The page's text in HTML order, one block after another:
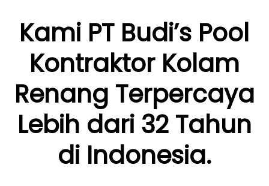
Kami PT Budi’s Pool
Kontraktor Kolam
Renang Terpercaya
Lebih dari 32 Tahun
di Indonesia.